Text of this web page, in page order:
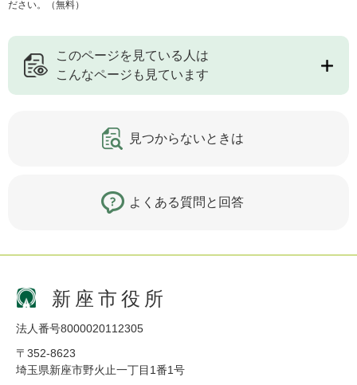
ださい。（無料）
このページを見ている人は
こんなページも見ています
見つからないときは
よくある質問と回答
新座市役所
法人番号8000020112305
〒352-8623
埼玉県新座市野火止一丁目1番1号